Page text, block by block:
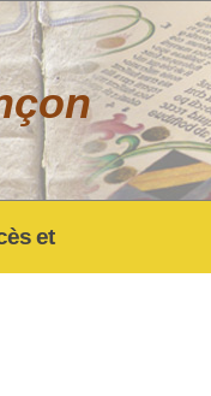
et